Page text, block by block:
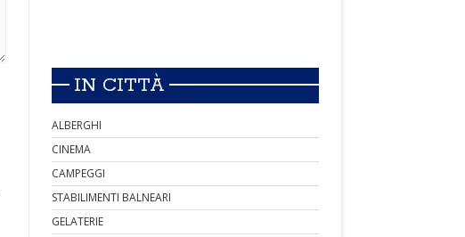
IN CITTÀ
ALBERGHI
CINEMA
CAMPEGGI
STABILIMENTI BALNEARI
GELATERIE